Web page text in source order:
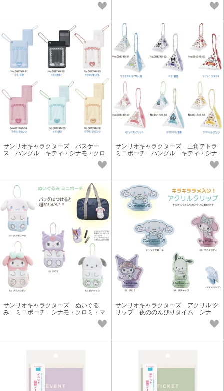
サンリオキャラクターズ パスケー
ス ハングル キティ・シナモ・クロ
サンリオキャラクターズ 三角テトラ
ミニポーチ ハングル キティ・シナ
サンリオキャラクターズ ぬいぐる
み ミニポーチ シナモ・クロミ・マ
サンリオキャラクターズ アクリル ク
リップ 夜ののんびりタイム シナ
モ・クロミ・マイメロ・ポチャッコ